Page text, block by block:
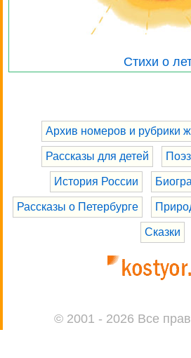
Стихи о
Архив номеров и рубрики
Рассказы для детей
История России
Рассказы о Петербурге
Сказки
© 2001 - 2026 Все